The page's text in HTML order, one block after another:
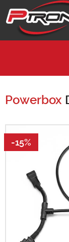
Powerbox
-15%